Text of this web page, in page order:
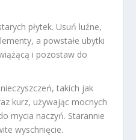
płytek. Usuń luźne,
a powstałe ubytki
i pozostaw do
takich jak
kurz, używając mocnych
mycia naczyń. Starannie
wyschnięcie.